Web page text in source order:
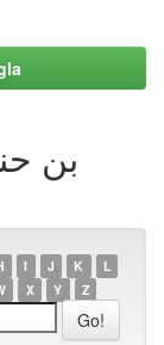
I J K
L
X Y Z